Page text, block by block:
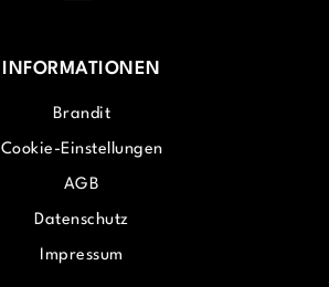
INFORMATIONEN
Brandit
Cookie-Einstellungen
AGB
Datenschutz
Impressum